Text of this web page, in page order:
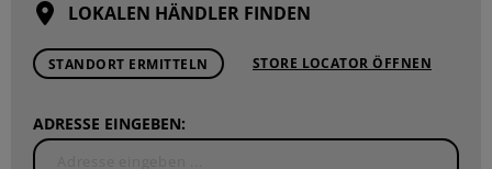
LOKALEN HÄNDLER FINDEN
STANDORT ERMITTELN STORE LOCATOR ÖFFNEN
ADRESSE EINGEBEN: